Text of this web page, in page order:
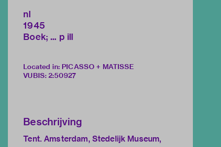
nl
1945
Boek; ... p ill
Located in: PICASSO + MATISSE
VUBIS: 2:50927
Beschrijving
Tent. Amsterdam, Stedelijk Museum,